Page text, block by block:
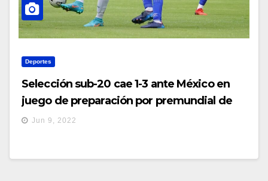
Deportes
Selección sub-20 cae 1-3 ante México en
juego de preparación por premundial de
Honduras
Jun 9, 2022